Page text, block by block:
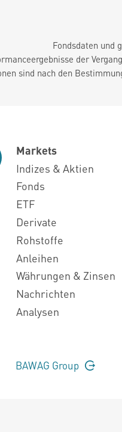
Fondsdaten und
der
sind nach den
Markets
Indizes & Aktien
Fonds
ETF
Derivate
Rohstoffe
Anleihen
Währungen & Zinsen
Nachrichten
Analysen
BAWAG Group